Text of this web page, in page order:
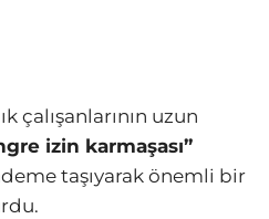
çalışanlarının uzun
izin karmaşası”
taşıyarak önemli bir